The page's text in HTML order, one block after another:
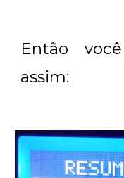
Então
assim: